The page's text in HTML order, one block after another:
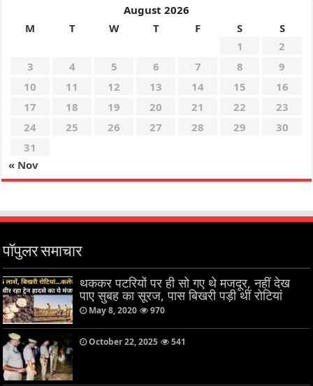
August 2026
M
T W T F S
S
1
2
3
4 5 6 7 8
9
10
11 12 13 14 15
16
17
18 19 20 21 22
23
24
25 26 27 28 29
30
31
« Nov
पॉपुलर समाचार
थककर पटरियों पर ही सो गए थे मजदूर, नहीं देख
पाए सुबह का सूरज, पास बिखरी पड़ी थीं रोटियां
May 8, 2020 970
October 22, 2025 541